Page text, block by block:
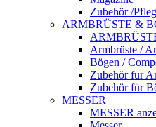
Zubehör /
ARMBRÜSTE &
Armbrüste /
Bögen /
Zubehör für
Zubehör für
MESSER
MESSER